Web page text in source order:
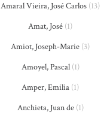
Amaral Vieira, José Carlos (13)
Amat, José (1)
Amiot, Joseph-Marie (3)
Amoyel, Pascal(1)
Amper, Emilia (1)
Anchieta, Juan de(1)